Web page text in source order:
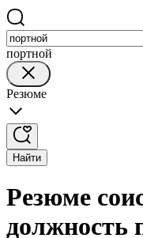
портной
Резюме
Найти
Резюме
должность